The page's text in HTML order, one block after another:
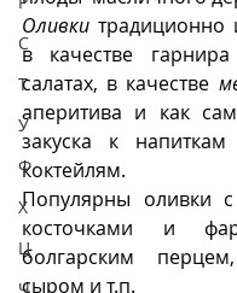
С
Т
У
Ф
Х
Ц
Оливки традиционно
в качестве
салатах, в качестве
аперитива и как
закуска к
коктейлям.
Популярны оливки
косточками и
болгарским
сыром и т.п.